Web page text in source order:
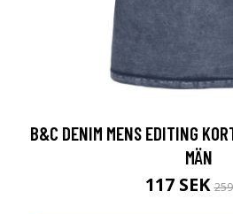
B&C DENIM MENS EDITING
MÄN
117 SEK259